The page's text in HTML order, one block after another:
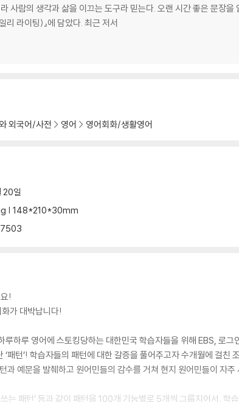
지 아니?
는지 알아?
있었어
을 거야
간이 없어
있나요?
는 사람 있어?
나요?
사람의 생각과 삶을 이끄는 도구라 믿는다. 오랜 시간 좋은 문장
리 라이팅)』에 담았다. 최근 저서
외국어/사전 영어 영어회화/생활영어
20일
| 148*210*30mm
!
가 대박납니다!
루하루 영어에 스토킹당하는 대한민국 학습자들을 위해 EBS, 로
‘패턴’! 학습자들의 패턴에 대한 갈증을 풀어주고자 수개월에 걸
과 예문을 발췌하고 원어민들의 감수를 거쳐 현지 원어민들이 자
쓰는 패턴’ 등과 같이 패턴을 100개 기능별로 5개씩 그룹지어서,